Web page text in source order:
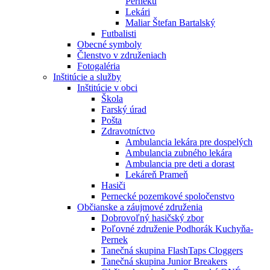
Lekári
Maliar Štefan Bartalský
Futbalisti
Obecné symboly
Členstvo v združeniach
Fotogaléria
Inštitúcie a služby
Inštitúcie v obci
Škola
Farský úrad
Pošta
Zdravotníctvo
Ambulancia lekára pre dospelých
Ambulancia zubného lekára
Ambulancia pre deti a dorast
Lekáreň Prameň
Hasiči
Pernecké pozemkové spoločenstvo
Občianske a záujmové združenia
Dobrovoľný hasičský zbor
Poľovné združenie Podhorák Kuchyňa-
Pernek
Tanečná skupina FlashTaps Cloggers
Tanečná skupina Junior Breakers